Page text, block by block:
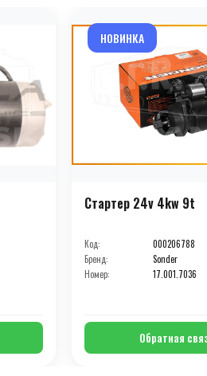
НОВИНКА
Стартер 24v 4kw 9t
Код:
000206788
Бренд:
Sonder
Номер:
17.001.7036
Обратная